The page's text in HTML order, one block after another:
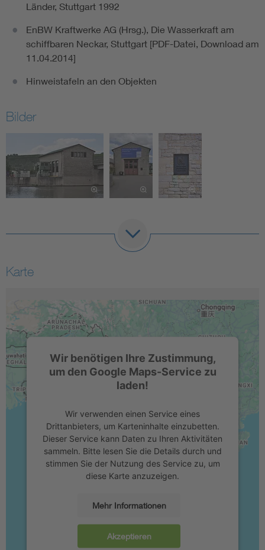
Länder, Stuttgart 1992
EnBW Kraftwerke AG (Hrsg.), Die Wasserkraft am
schiffbaren Neckar, Stuttgart [PDF-Datei, Download am
11.04.2014]
Hinweistafeln an den Objekten
Bilder
Karte
Wir benötigen Ihre Zustimmung,
um den Google Maps-Service zu
laden!
Wir verwenden einen Service eines
Drittanbieters, um Karteninhalte einzubetten.
Dieser Service kann Daten zu Ihren Aktivitäten
sammeln. Bitte lesen Sie die Details durch und
stimmen Sie der Nutzung des Service zu, um
diese Karte anzuzeigen.
Mehr Informationen
Akzeptieren